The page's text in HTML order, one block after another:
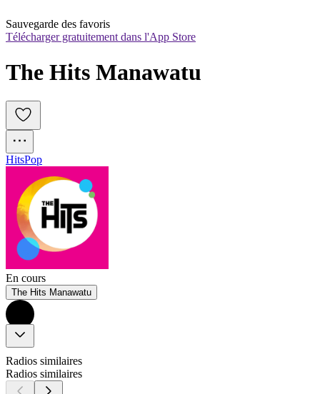
Sauvegarde des favoris
Télécharger gratuitement dans l'App Store
The Hits Manawatu
HitsPop
En cours
The Hits Manawatu
Radios similaires
Radios similaires